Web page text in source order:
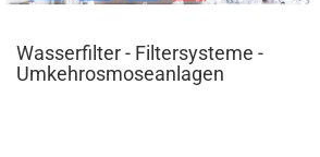
Wasserfilter - Filtersysteme -
Umkehrosmoseanlagen